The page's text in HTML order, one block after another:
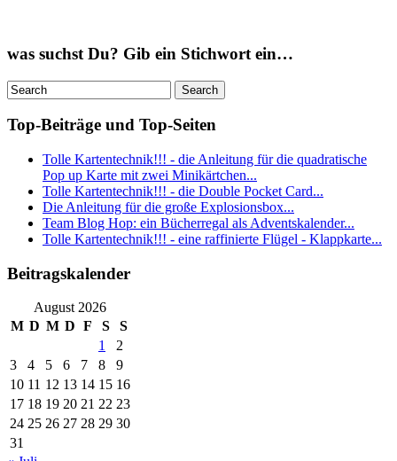
was suchst Du? Gib ein Stichwort ein…
Top-Beiträge und Top-Seiten
Tolle Kartentechnik!!! - die Anleitung für die quadratische
Pop up Karte mit zwei Minikärtchen...
Tolle Kartentechnik!!! - die Double Pocket Card...
Die Anleitung für die große Explosionsbox...
Team Blog Hop: ein Bücherregal als Adventskalender...
Tolle Kartentechnik!!! - eine raffinierte Flügel - Klappkarte...
Beitragskalender
August 2026
M D M D F S
S
1
2
3
4 5 6 7 8
9
10 11 12 13 14 15 16
17 18 19 20 21 22 23
24 25 26 27 28 29 30
31